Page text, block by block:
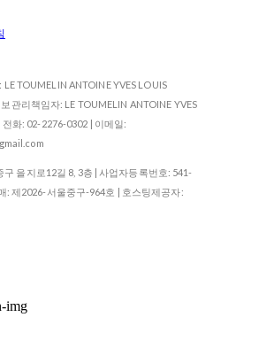
TOUMELIN ANTOINE YVES LOUIS
관리책임자: LE TOUMELIN ANTOINE YVES
전화: 02-2276-0302 | 이메일:
구 을지로12길 8, 3층 | 사업자등록번호: 541-
: 제2026-서울중구-964호 | 호스팅제공자: